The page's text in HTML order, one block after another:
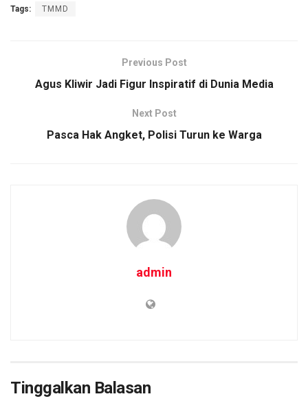
ce
o
tt
A
p
n
k
Tags: TMMD
Previous Post
Agus Kliwir Jadi Figur Inspiratif di Dunia Media
Next Post
Pasca Hak Angket, Polisi Turun ke Warga
admin
Tinggalkan Balasan